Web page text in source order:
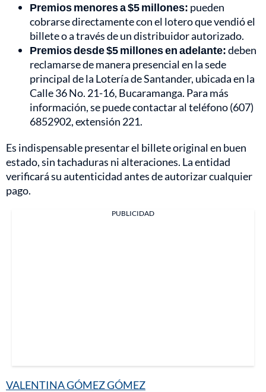
Premios menores a $5 millones: pueden
cobrarse directamente con el lotero que vendió el
billete o a través de un distribuidor autorizado.
Premios desde $5 millones en adelante:deben
reclamarse de manera presencial en la sede
principal de la Lotería de Santander, ubicada en la
Calle 36 No. 21-16, Bucaramanga. Para más
información, se puede contactar al teléfono (607)
6852902, extensión 221.
Es indispensable presentar el billete original en buen
estado, sin tachaduras ni alteraciones. La entidad
verificará su autenticidad antes de autorizar cualquier
pago.
PUBLICIDAD
VALENTINA GÓMEZ GÓMEZ